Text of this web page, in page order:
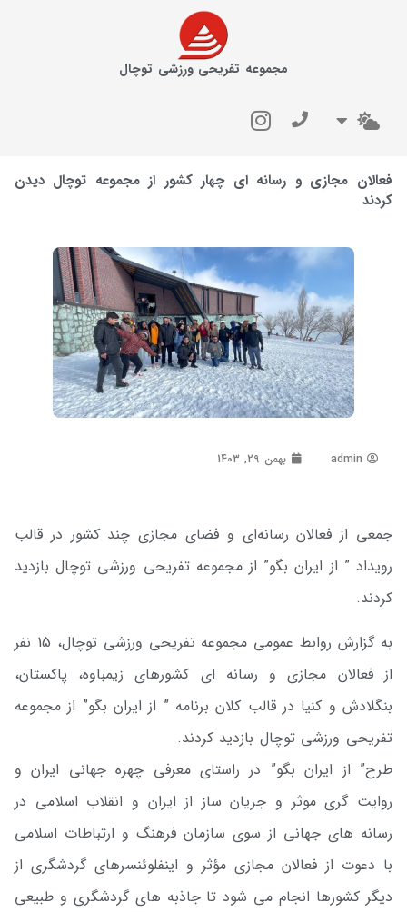
مجموعه تفریحی ورزشی توچال
فعالان مجازی و رسانه ای چهار کشور از مجموعه توچال دیدن
کردند
admin بهمن 29, 1403
جمعی از فعالان رسانه‌ای و فضای مجازی چند کشور در قالب
رویداد ” از ایران بگو” از مجموعه تفریحی ورزشی توچال بازدید
کردند.
به گزارش روابط عمومی مجموعه تفریحی ورزشی توچال، 15 نفر
از فعالان مجازی و رسانه ای کشورهای زیمباوه، پاکستان،
بنگلادش و کنیا در قالب کلان برنامه ” از ایران بگو” از مجموعه
تفریحی ورزشی توچال بازدید کردند.
طرح” از ایران بگو” در راستای معرفی چهره جهانی ایران و
روایت گری موثر و جریان ساز از ایران و انقلاب اسلامی در
رسانه های جهانی از سوی سازمان فرهنگ و ارتباطات اسلامی
با دعوت از فعالان مجازی مؤثر و اینفلوئنسر‌های گردشگری از
دیگر کشور‌ها انجام می شود تا جاذبه های گردشگری و طبیعی